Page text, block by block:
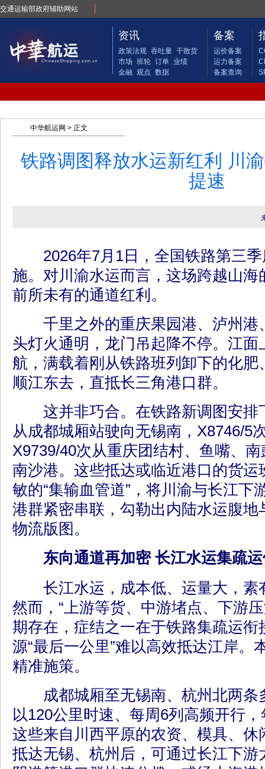
交通运输部政府辅助网站
资讯
政策法规 吞吐量 干散货
市场 班轮 订单 业绩
金融 观点 数据
备案
运价备案
运力备案
备案查询
中华航运网 > 正文
铁路调图释放水运新红利 川
提速
2026年7月1日，全国铁路第三季
施。对川渝水运而言，这场跨越山海
前所未有的通道红利。
千里之外的重庆果园港、泸州港
头灯火通明，龙门吊起降不停。江
航，满载着刚从铁路班列卸下的化
顺江东去，直抵长三角港口群。
这并非巧合。在铁路新调图安排
从成都城厢站驶向无锡南，X8746/5
X9739/40次从重庆团结村、鱼嘴、
南沙港。这些抵达或临近港口的货运
敏的“集输血管道”，将川渝与长江下
港群紧密串联，勾勒出内陆水运腹地
物流版图。
东向通道再加密 长江水运集疏运
长江水运，成本低、运量大，素
然而，“上游等货、中游堵点、下游
期存在，症结之一在于铁路集疏运衔
源“最后一公里”难以高效抵达江岸。
精准施策。
成都城厢至无锡南、杭州北两条
以120公里时速、每周6列高频开行
这些来自川西平原的农资、模具、休
抵达无锡、杭州后，可通过长江下游